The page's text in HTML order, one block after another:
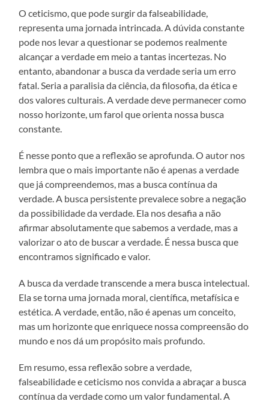
O ceticismo, que pode surgir da falseabilidade,
representa uma jornada intrincada. A dúvida constante
pode nos levar a questionar se podemos realmente
alcançar a verdade em meio a tantas incertezas. No
entanto, abandonar a busca da verdade seria um erro
fatal. Seria a paralisia da ciência, da filosofia, da ética e
dos valores culturais. A verdade deve permanecer como
nosso horizonte, um farol que orienta nossa busca
constante.
É nesse ponto que a reflexão se aprofunda. O autor nos
lembra que o mais importante não é apenas a verdade
que já compreendemos, mas a busca contínua da
verdade. A busca persistente prevalece sobre a negação
da possibilidade da verdade. Ela nos desafia a não
afirmar absolutamente que sabemos a verdade, mas a
valorizar o ato de buscar a verdade. É nessa busca que
encontramos significado e valor.
A busca da verdade transcende a mera busca intelectual.
Ela se torna uma jornada moral, científica, metafísica e
estética. A verdade, então, não é apenas um conceito,
mas um horizonte que enriquece nossa compreensão do
mundo e nos dá um propósito mais profundo.
Em resumo, essa reflexão sobre a verdade,
falseabilidade e ceticismo nos convida a abraçar a busca
contínua da verdade como um valor fundamental. A